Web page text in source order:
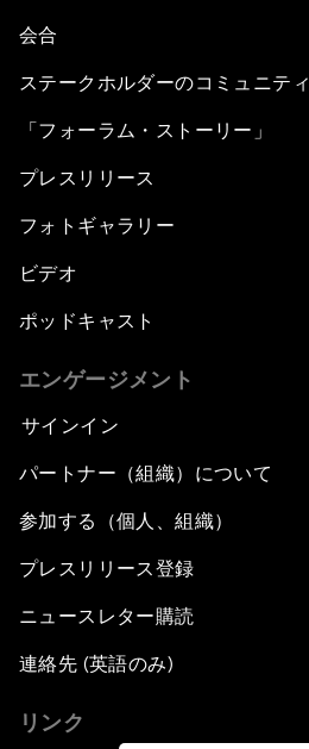
会合
ステークホルダーのコミュニティ
「フォーラム・ストーリー」
プレスリリース
フォトギャラリー
ビデオ
ポッドキャスト
エンゲージメント
サインイン
パートナー（組織）について
参加する（個人、組織）
プレスリリース登録
ニュースレター購読
連絡先 (英語のみ)
リンク